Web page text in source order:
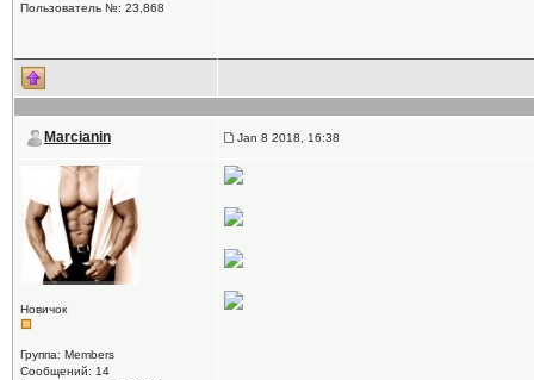
Пользователь №: 23,868
Marcianin Jan 8 2018, 16:38
Новичок
Группа: Members
Сообщений: 14